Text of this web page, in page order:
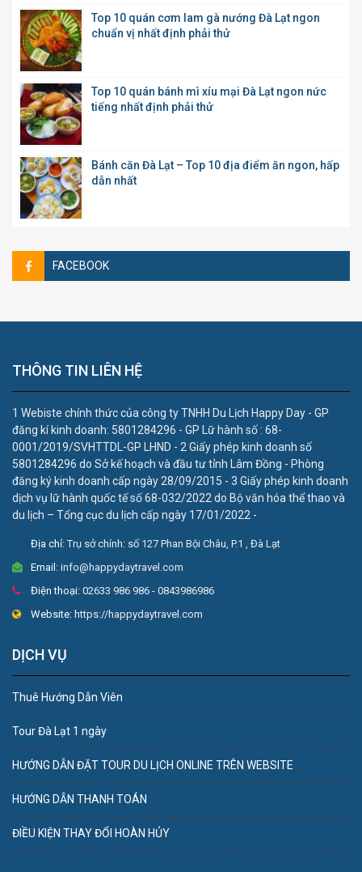
Top 10 quán cơm lam gà nướng Đà Lạt ngon
chuẩn vị nhất định phải thử
Top 10 quán bánh mì xíu mại Đà Lạt ngon nức
tiếng nhất định phải thử
Bánh căn Đà Lạt – Top 10 địa điểm ăn ngon, hấp
dẫn nhất
FACEBOOK
THÔNG TIN LIÊN HỆ
1 Webiste chính thức của công ty TNHH Du Lịch Happy Day - GP
đăng kí kinh doanh: 5801284296 - GP Lữ hành số : 68-
0001/2019/SVHTTDL-GP LHND - 2 Giấy phép kinh doanh số
5801284296 do Sở kế hoạch và đầu tư tỉnh Lâm Đồng - Phòng
đăng ký kinh doanh cấp ngày 28/09/2015 - 3 Giấy phép kinh doanh
dịch vụ lữ hành quốc tế số 68-032/2022 do Bộ văn hóa thể thao và
du lịch – Tổng cục du lịch cấp ngày 17/01/2022 -
Địa chỉ:Trụ sở chính: số 127 Phan Bội Châu, P.1 , Đà Lạt
Email: info@happydaytravel.com
Điện thoại: 02633 986 986 - 0843986986
Website: https://happydaytravel.com
DỊCH VỤ
Thuê Hướng Dẫn Viên
Tour Đà Lạt 1 ngày
HƯỚNG DẪN ĐẶT TOUR DU LỊCH ONLINE TRÊN WEBSITE
HƯỚNG DẪN THANH TOÁN
ĐIỀU KIỆN THAY ĐỔI HOÀN HỦY